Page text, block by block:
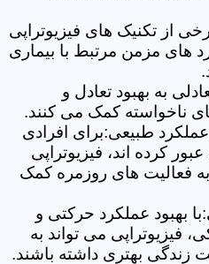
از تکنیک های فیزیوتراپی
های مزمن مرتبط با بیماری
به بهبود تعادل و
ناخواسته کمک می کنند.
طبیعی:برای افرادی
کرده اند، فیزیوتراپی
فعالیت های روزمره کمک
بهبود عملکرد حرکتی و
فیزیوتراپی می تواند به
زندگی بهتری داشته باشند.